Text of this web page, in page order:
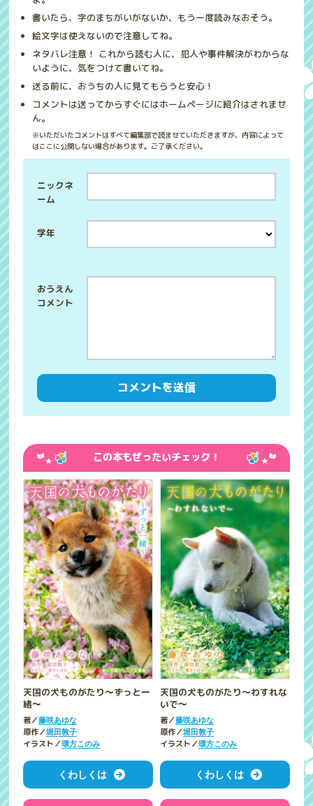
書いたら、字のまちがいがないか、もう一度読みなおそう。
絵文字は使えないので注意してね。
ネタバレ注意！ これから読む人に、犯人や事件解決がわからな
いように、気をつけて書いてね。
送る前に、おうちの人に見てもらうと安心！
コメントは送ってからすぐにはホームページに紹介はされませ
ん。
※いただいたコメントはすべて編集部で読ませていただきますが、内容によって
はここに公開しない場合があります。ご了承ください。
学年
ニックネ
ーム
この本もぜったいチェック！
天国の犬ものがたり～ずっと一
緒～
著／藤咲あゆな
原作／堀田敦子
イラスト／環方このみ
くわしくは
天国の犬ものがたり～わすれな
いで～
著／藤咲あゆな
原作／堀田敦子
イラスト／環方このみ
くわしくは